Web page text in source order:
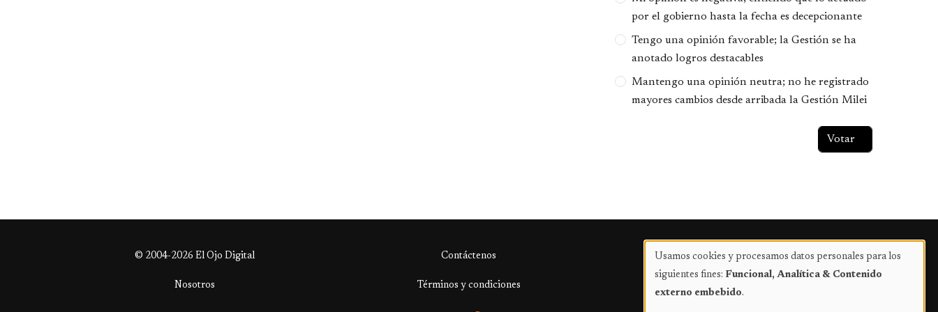
por el gobierno hasta la fecha es decepcionante
Tengo una opinión favorable; la Gestión se ha
anotado logros destacables
Mantengo una opinión neutra; no he registrado
mayores cambios desde arribada la Gestión Milei
© 2004-2026 El Ojo Digital Contáctenos Publicidad
Nosotros Términos y condiciones
Uso
de
Usamos cookies y procesamos datos personales para los
siguientes fines: Funcional, Analítica & Contenido
externo embebido.